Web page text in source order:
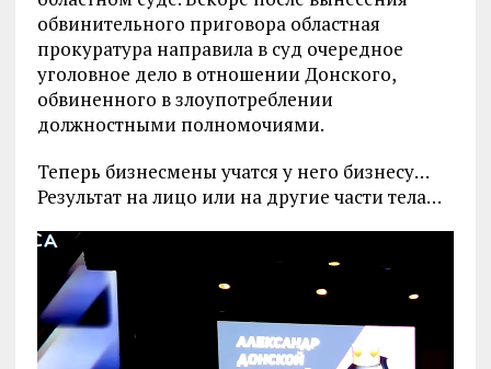
обвинительного приговора областная
прокуратура направила в суд очередное
уголовное дело в отношении Донского,
обвиненного в злоупотреблении
должностными полномочиями.
Теперь бизнесмены учатся у него бизнесу…
Результат на лицо или на другие части тела…